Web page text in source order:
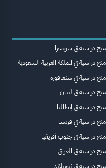
منح دراسية في سويسرا
منح دراسية في المملكة العربية السعودية
منح دراسية في سنغافورة
منح دراسية في لبنان
منح دراسية في إيطاليا
منح دراسية في فرنسا
منح دراسية في جنوب أفريقيا
منح دراسية في العراق
منح دراسية في نيوزيلاندا